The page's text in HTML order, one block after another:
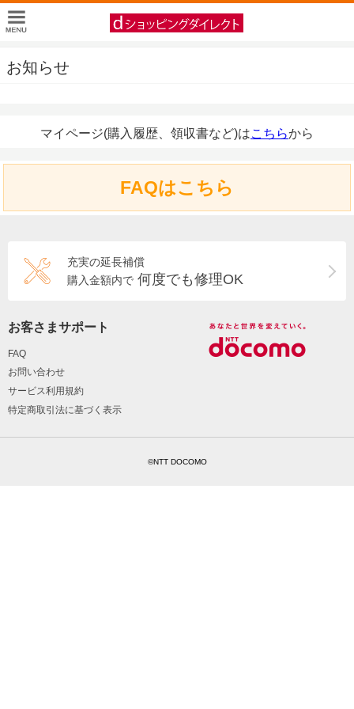
お知らせ
マイページ(購入履歴、領収書など)はこちらから
FAQはこちら
充実の延長補償
購入金額内で 何度でも修理OK
お客さまサポート
FAQ
お問い合わせ
サービス利用規約
特定商取引法に基づく表示
©NTT DOCOMO